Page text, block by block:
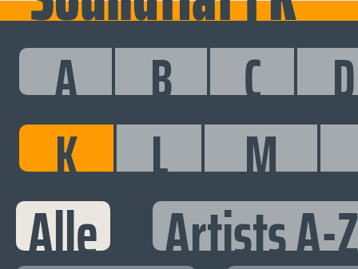
A B C
D
K
L M
Alle Artists A-Z